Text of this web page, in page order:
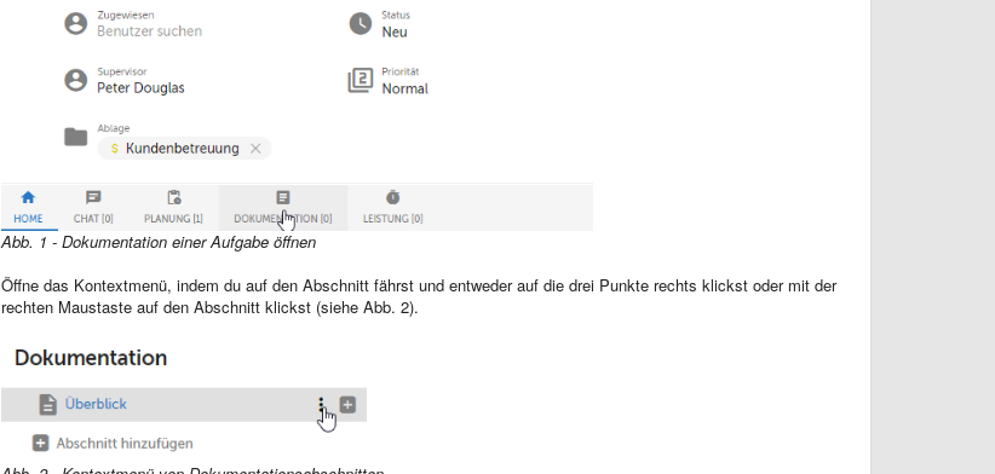
Abb. 1 - Dokumentation einer Aufgabe öffnen
Öffne das Kontextmenü, indem du auf den Abschnitt fährst und entweder auf die drei Punkte rechts klickst oder mit der
rechten Maustaste auf den Abschnitt klickst (siehe Abb. 2).